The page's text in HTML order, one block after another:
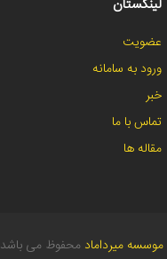
لینکستان
عضویت
ورود به سامانه
خبر
تماس با ما
مقاله ها
موسسه میرداماد محفوظ می باشد